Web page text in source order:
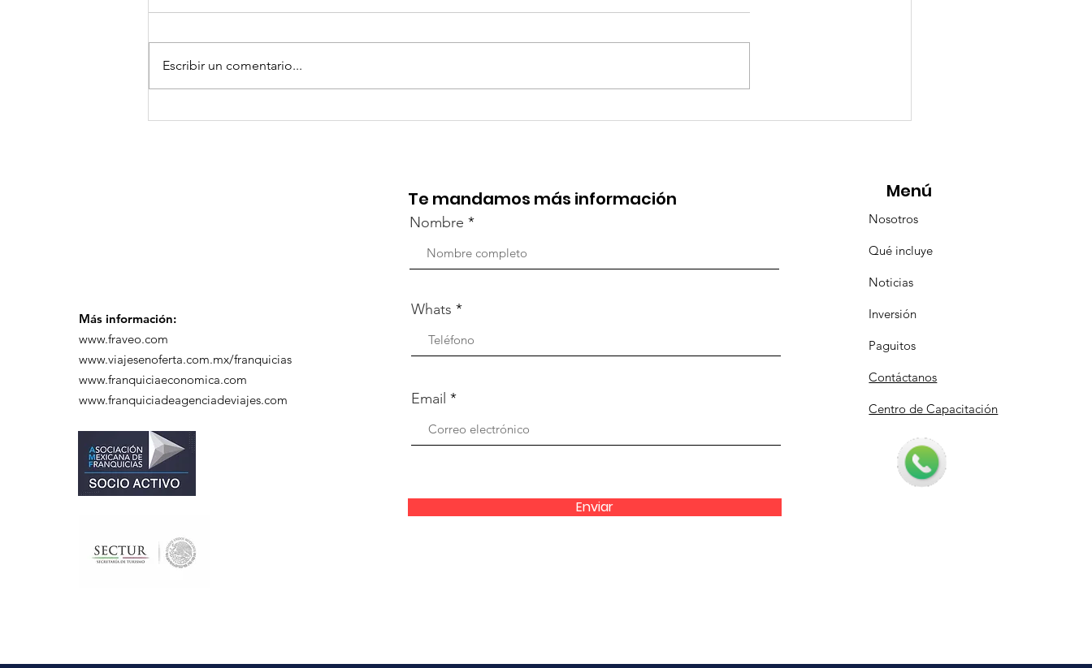
GoMapTravelByFraveo
TourTravelynByFraveo
ViveMásViajandoByFraveo
Escribir un comentario...
Más información:
www.fraveo.com
www.viajesenoferta.com.mx/franquicias
www.franquiciaeconomica.com
www.franquiciadeagenciadeviajes.com
Te mandamos más información
Nombre
Whats
Email
Enviar
Menú
Nosotros
Qué incluye
Noticias
Inversión
Paguitos
Contáctanos
Centro de Capacitación